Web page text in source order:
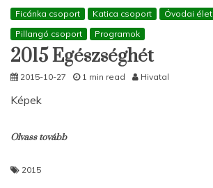
Ficánka csoport
Katica csoport
Óvodai élet
Pillangó csoport
Programok
2015 Egészséghét
2015-10-27 1 min read Hivatal
Képek
Olvass tovább
2015